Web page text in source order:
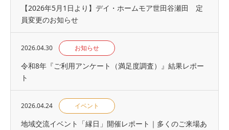
【2026年5月1日より】デイ・ホームモア世田谷瀬田 定
員変更のお知らせ
2026.04.30 お知らせ
令和8年『ご利用アンケート（満足度調査）』結果レポー
ト
2026.04.24 イベント
地域交流イベント「縁日」開催レポート｜多くのご来場あ